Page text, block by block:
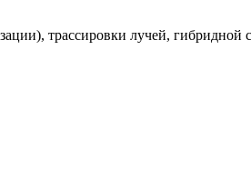
трассировки лучей, гибридной